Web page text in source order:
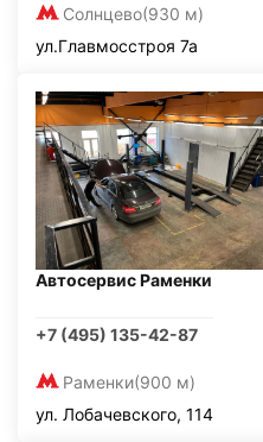
Солнцево(930 м)
ул.Главмосстроя 7а
Автосервис Раменки
+7 (495) 135-42-87
Раменки(900 м)
ул. Лобачевского, 114